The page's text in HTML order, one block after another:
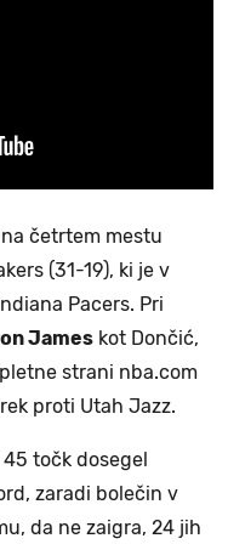
četrtem mestu
(31-19), ki je v
Pacers. Pri
James kot Dončić,
strani nba.com
proti Utah Jazz.
točk dosegel
zaradi bolečin v
da ne zaigra, 24 jih